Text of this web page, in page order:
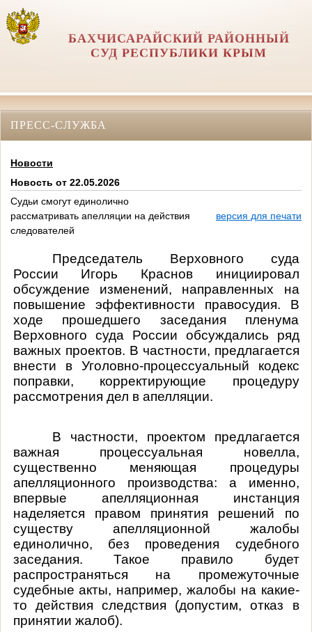
БАХЧИСАРАЙСКИЙ РАЙОННЫЙ
СУД РЕСПУБЛИКИ КРЫМ
ПРЕСС-СЛУЖБА
Новости
Новость от 22.05.2026
Судьи смогут единолично
рассматривать апелляции на действия
следователей
версия для печати
Председатель Верховного суда
России Игорь Краснов инициировал
обсуждение изменений, направленных на
повышение эффективности правосудия. В
ходе прошедшего заседания пленума
Верховного суда России обсуждались ряд
важных проектов. В частности, предлагается
внести в Уголовно-процессуальный кодекс
поправки, корректирующие процедуру
рассмотрения дел в апелляции.
В частности, проектом предлагается
важная процессуальная новелла,
существенно меняющая процедуры
апелляционного производства: а именно,
впервые апелляционная инстанция
наделяется правом принятия решений по
существу апелляционной жалобы
единолично, без проведения судебного
заседания. Такое правило будет
распространяться на промежуточные
судебные акты, например, жалобы на какие-
то действия следствия (допустим, отказ в
принятии жалоб).